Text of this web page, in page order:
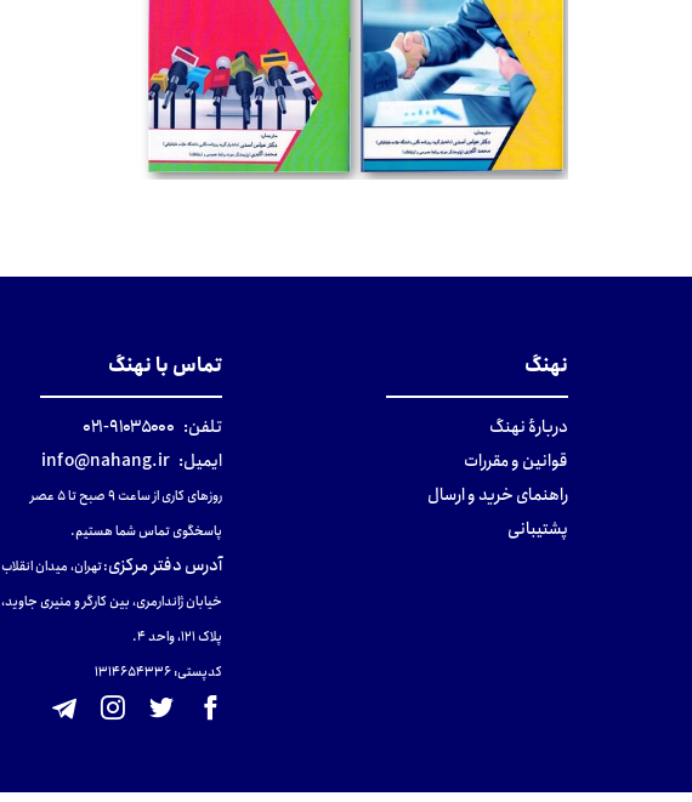
نهنگ
دربارهٔ نهنگ
قوانین و مقررات
راهنمای خرید و ارسال
پشتیبانی
تماس با نهنگ
تلفن: ۹۱۰۳۵۰۰۰-۰۲۱
ایمیل: info@nahang.ir
روزهای کاری از ساعت ۹ صبح تا ۵ عصر
پاسخگوی تماس شما هستیم.
آدرس دفتر مرکزی:تهران، میدان انقلاب
خیابان ژاندارمری، بین کارگر و منیری جاوید،
پلاک 121، واحد ۴.
کدپستی: 131465433۶